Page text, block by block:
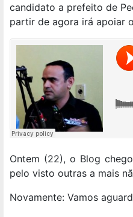
candidato a prefeito de
partir de agora irá apoiar
Ontem (22), o Blog
pelo visto outras a mais
Novamente: Vamos